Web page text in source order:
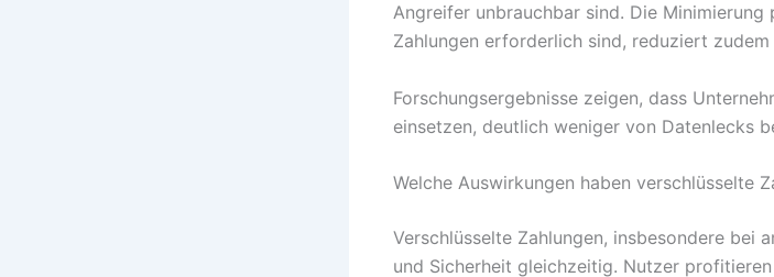
Angreifer unbrauchbar sind. Die
Zahlungen erforderlich sind, reduziert
Forschungsergebnisse zeigen, dass
einsetzen, deutlich weniger von Datenlecks
Welche Auswirkungen haben verschlüsselte
Verschlüsselte Zahlungen, insbesondere bei
und Sicherheit gleichzeitig. Nutzer